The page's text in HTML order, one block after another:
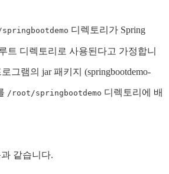
디렉토리가 Spring
트 디렉토리로 사용된다고 가정합니
그램의 jar 패키지 (springbootdemo-
/root/springbootdemo 디렉토리에 배
같습니다.